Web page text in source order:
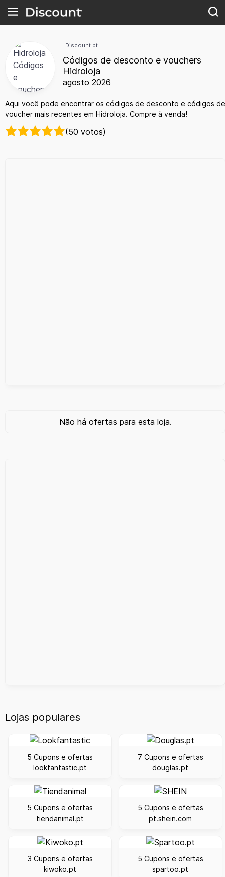
Discount.pt
Códigos de desconto e vouchers
Hidroloja
agosto 2026
Aqui você pode encontrar os códigos de desconto e códigos de
voucher mais recentes em Hidroloja. Compre à venda!
(50 votos)
Não há ofertas para esta loja.
Lojas populares
5 Cupons e ofertas
lookfantastic.pt
7 Cupons e ofertas
douglas.pt
5 Cupons e ofertas
tiendanimal.pt
5 Cupons e ofertas
pt.shein.com
3 Cupons e ofertas
kiwoko.pt
5 Cupons e ofertas
spartoo.pt